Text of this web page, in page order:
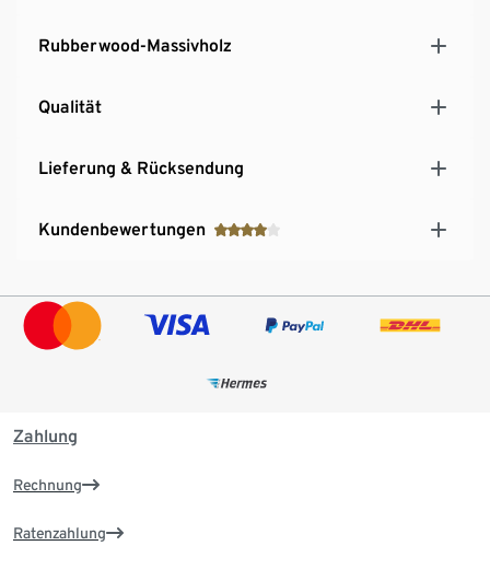
Rubberwood-Massivholz
Qualität
Lieferung & Rücksendung
Kundenbewertungen
Zahlung
Rechnung
Ratenzahlung